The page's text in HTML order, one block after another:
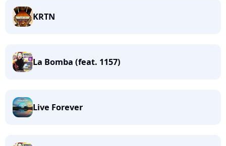
KRTN
La Bomba (feat. 1157)
Live Forever